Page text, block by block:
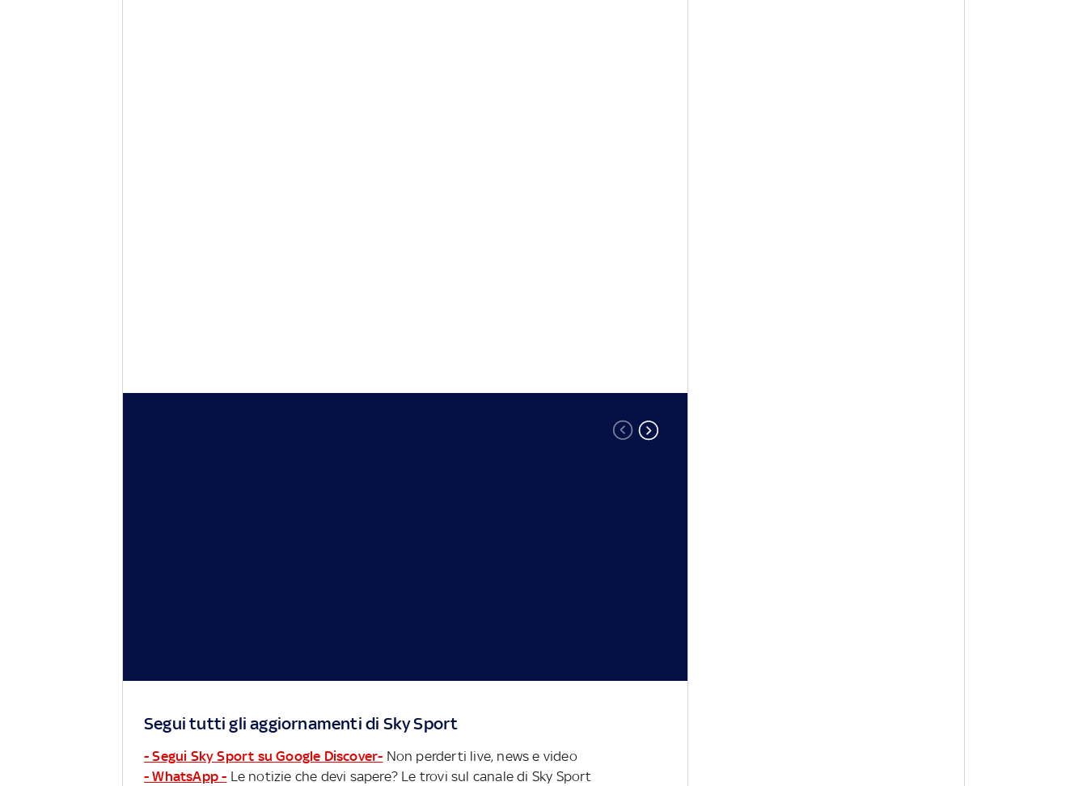
Segui tutti gli aggiornamenti di Sky Sport
- Segui Sky Sport su Google Discover- Non perderti live, news e video
- WhatsApp - Le notizie che devi sapere? Le trovi sul canale di Sky Sport